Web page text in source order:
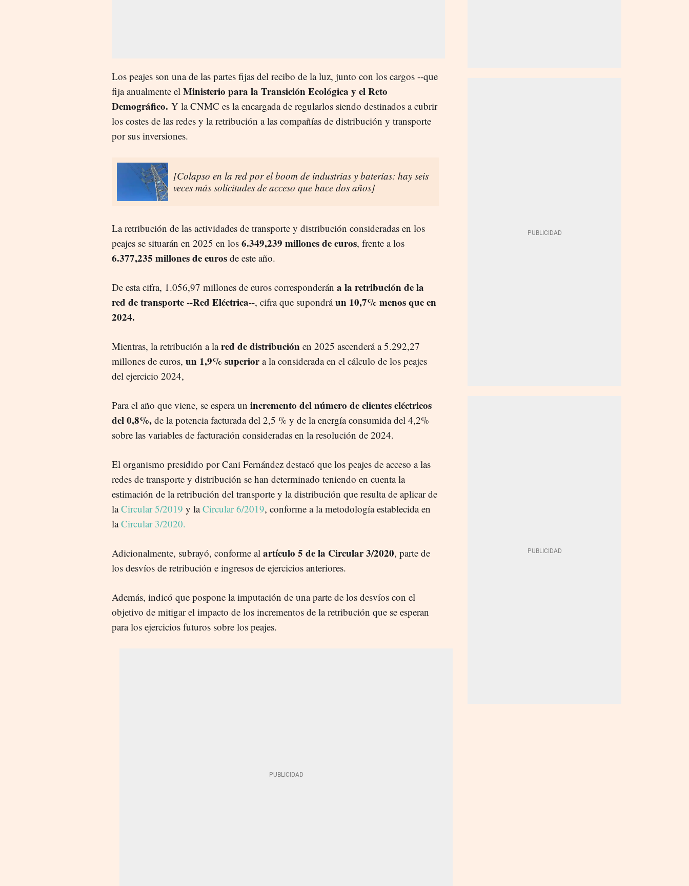
Los peajes son una de las partes fijas del recibo de la luz, junto con los cargos --que
fija anualmente el Ministerio para la Transición Ecológica y el Reto
Demográfico. Y la CNMC es la encargada de regularlos siendo destinados a cubrir
los costes de las redes y la retribución a las compañías de distribución y transporte
por sus inversiones.
[Colapso en la red por el boom de industrias y baterías: hay seis
veces más solicitudes de acceso que hace dos años]
La retribución de las actividades de transporte y distribución consideradas en los
peajes se situarán en 2025 en los 6.349,239 millones de euros, frente a los
6.377,235 millones de euros de este año.
De esta cifra, 1.056,97 millones de euros corresponderán a la retribución de la
red de transporte --Red Eléctrica--, cifra que supondráun 10,7% menos que en
2024.
Mientras, la retribución a lared de distribución en 2025 ascenderá a 5.292,27
millones de euros, un 1,9% superiora la considerada en el cálculo de los peajes
del ejercicio 2024,
Para el año que viene, se espera un incremento del número de clientes eléctricos
del 0,8%, de la potencia facturada del 2,5 % y de la energía consumida del 4,2%
sobre las variables de facturación consideradas en la resolución de 2024.
El organismo presidido por Cani Fernández destacó que los peajes de acceso a las
redes de transporte y distribución se han determinado teniendo en cuenta la
estimación de la retribución del transporte y la distribución que resulta de aplicar de
laCircular 5/2019 y laCircular 6/2019, conforme a la metodología establecida en
laCircular 3/2020.
Adicionalmente, subrayó, conforme al artículo 5 de la Circular 3/2020, parte de
los desvíos de retribución e ingresos de ejercicios anteriores.
Además, indicó que pospone la imputación de una parte de los desvíos con el
objetivo de mitigar el impacto de los incrementos de la retribución que se esperan
para los ejercicios futuros sobre los peajes.